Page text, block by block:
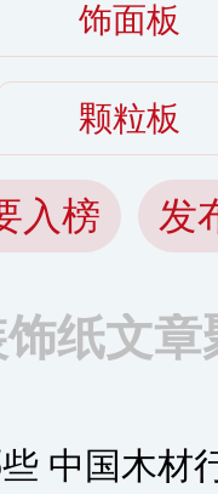
饰面板
颗粒板
入榜 发
纸文章
中国木材